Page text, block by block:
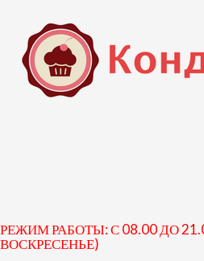
РЕЖИМ РАБОТЫ: С 08.00 ДО
ВОСКРЕСЕНЬЕ)